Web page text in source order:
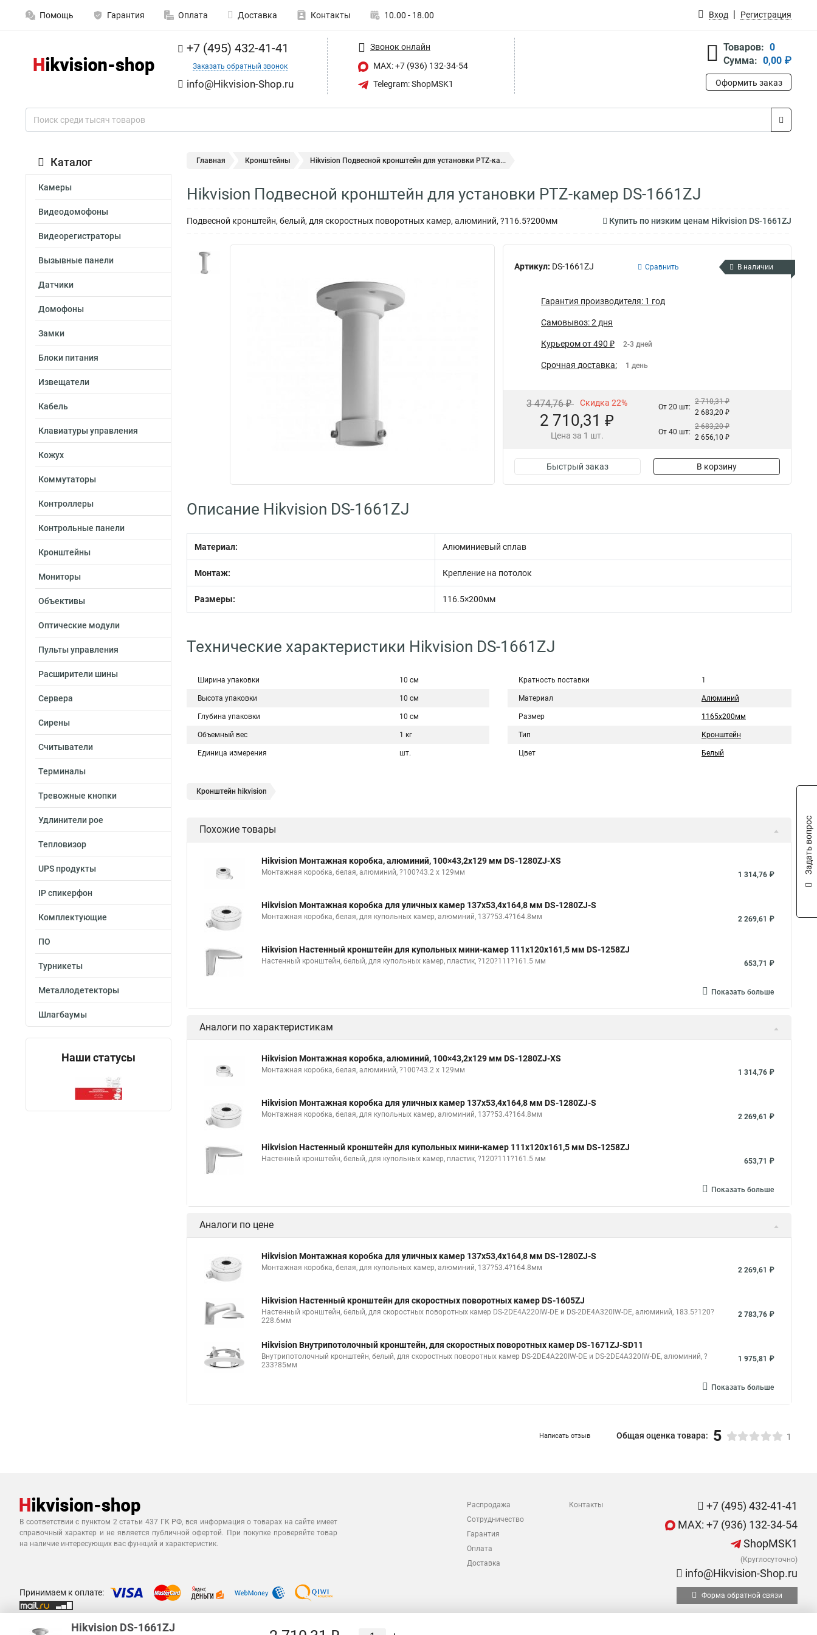
Помощь Гарантия Оплата Доставка Контакты 10.00 - 18.00 Вход Регистрация
+7 (495) 432-41-41
Заказать обратный звонок
info@Hikvision-Shop.ru
Звонок онлайн
MAX: +7 (936) 132-34-54
Telegram: ShopMSK1
Товаров: 0
Сумма: 0,00 ₽
Оформить заказ
Каталог
Камеры
Видеодомофоны
Видеорегистраторы
Вызывные панели
Датчики
Домофоны
Замки
Блоки питания
Извещатели
Кабель
Клавиатуры управления
Кожух
Коммутаторы
Контроллеры
Контрольные панели
Кронштейны
Мониторы
Объективы
Оптические модули
Пульты управления
Расширители шины
Сервера
Сирены
Считыватели
Терминалы
Тревожные кнопки
Удлинители poe
Тепловизор
UPS продукты
IP спикерфон
Комплектующие
ПО
Турникеты
Металлодетекторы
Шлагбаумы
Наши статусы
Главная Кронштейны Hikvision Подвесной кронштейн для установки PTZ-ка...
Hikvision Подвесной кронштейн для установки PTZ-камер DS-1661ZJ
Подвесной кронштейн, белый, для скоростных поворотных камер, алюминий, ?116.5?200мм Купить по низким ценам Hikvision DS-1661ZJ
Артикул: DS-1661ZJ Сравнить В наличии
Гарантия производителя: 1 год
Самовывоз: 2 дня
Курьером от 490 ₽ 2-3 дней
Срочная доставка: 1 день
3 474,76 ₽ Скидка 22%
2 710,31 ₽
Цена за 1 шт.
От 20 шт:
2 710,31 ₽
2 683,20 ₽
От 40 шт:
2 683,20 ₽
2 656,10 ₽
Быстрый заказ В корзину
Описание Hikvision DS-1661ZJ
Материал: Алюминиевый сплав
Монтаж: Крепление на потолок
Размеры: 116.5×200мм
Технические характеристики Hikvision DS-1661ZJ
Ширина упаковки 10 см
Высота упаковки 10 см
Глубина упаковки 10 см
Объемный вес 1 кг
Единица измерения шт.
Кратность поставки 1
Материал Алюминий
Размер 1165х200мм
Тип Кронштейн
Цвет Белый
Кронштейн hikvision
Похожие товары
Hikvision Монтажная коробка, алюминий, 100×43,2x129 мм DS-1280ZJ-XS
Монтажная коробка, белая, алюминий, ?100?43.2 x 129мм 1 314,76 ₽
Hikvision Монтажная коробка для уличных камер 137x53,4x164,8 мм DS-1280ZJ-S
Монтажная коробка, белая, для купольных камер, алюминий, 137?53.4?164.8мм 2 269,61 ₽
Hikvision Настенный кронштейн для купольных мини-камер 111x120x161,5 мм DS-1258ZJ
Настенный кронштейн, белый, для купольных камер, пластик, ?120?111?161.5 мм 653,71 ₽
Показать больше
Аналоги по характеристикам
Hikvision Монтажная коробка, алюминий, 100×43,2x129 мм DS-1280ZJ-XS
Монтажная коробка, белая, алюминий, ?100?43.2 x 129мм 1 314,76 ₽
Hikvision Монтажная коробка для уличных камер 137x53,4x164,8 мм DS-1280ZJ-S
Монтажная коробка, белая, для купольных камер, алюминий, 137?53.4?164.8мм 2 269,61 ₽
Hikvision Настенный кронштейн для купольных мини-камер 111x120x161,5 мм DS-1258ZJ
Настенный кронштейн, белый, для купольных камер, пластик, ?120?111?161.5 мм 653,71 ₽
Показать больше
Аналоги по цене
Hikvision Монтажная коробка для уличных камер 137x53,4x164,8 мм DS-1280ZJ-S
Монтажная коробка, белая, для купольных камер, алюминий, 137?53.4?164.8мм 2 269,61 ₽
Hikvision Настенный кронштейн для скоростных поворотных камер DS-1605ZJ
Настенный кронштейн, белый, для скоростных поворотных камер DS-2DE4A220IW-DE и DS-2DE4A320IW-DE, алюминий, 183.5?120?
228.6мм
2 783,76 ₽
Hikvision Внутрипотолочный кронштейн, для скоростных поворотных камер DS-1671ZJ-SD11
Внутрипотолочный кронштейн, белый, для скоростных поворотных камер DS-2DE4A220IW-DE и DS-2DE4A320IW-DE, алюминий, ?
233?85мм
1 975,81 ₽
Показать больше
Написать отзыв Общая оценка товара: 5 1
В соответствии с пунктом 2 статьи 437 ГК РФ, вся информация о товарах на сайте имеет
справочный характер и не является публичной офертой. При покупке проверяйте товар
на наличие интересующих вас функций и характеристик.
Распродажа
Сотрудничество
Гарантия
Оплата
Доставка
Контакты
+7 (495) 432-41-41
MAX: +7 (936) 132-34-54
ShopMSK1
(Круглосуточно)
info@Hikvision-Shop.ru
Принимаем к оплате: Форма обратной связи
Hikvision DS-1661ZJ
Задать вопрос